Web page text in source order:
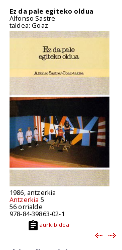
Ez da pale egiteko oldua
Alfonso Sastre
taldea: Goaz
1986, antzerkia
Antzerkia 5
56 orrialde
978-84-39863-02-1
aurkibidea